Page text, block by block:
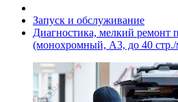
Запуск и обслуживание
Диагностика, мелкий ремонт
(монохромный, A3, до 40